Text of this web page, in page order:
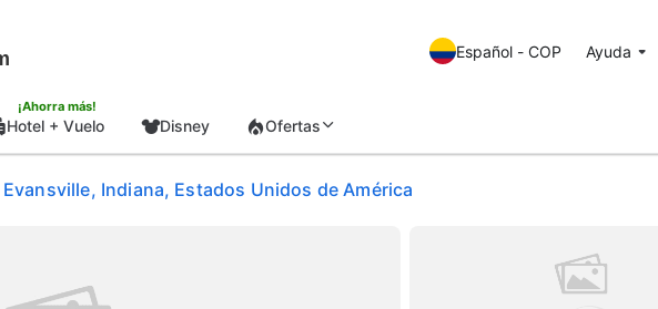
Español - COP Ayuda
¡Ahorra más!
Hotel + Vuelo Disney Ofertas
Indiana, Estados Unidos de América